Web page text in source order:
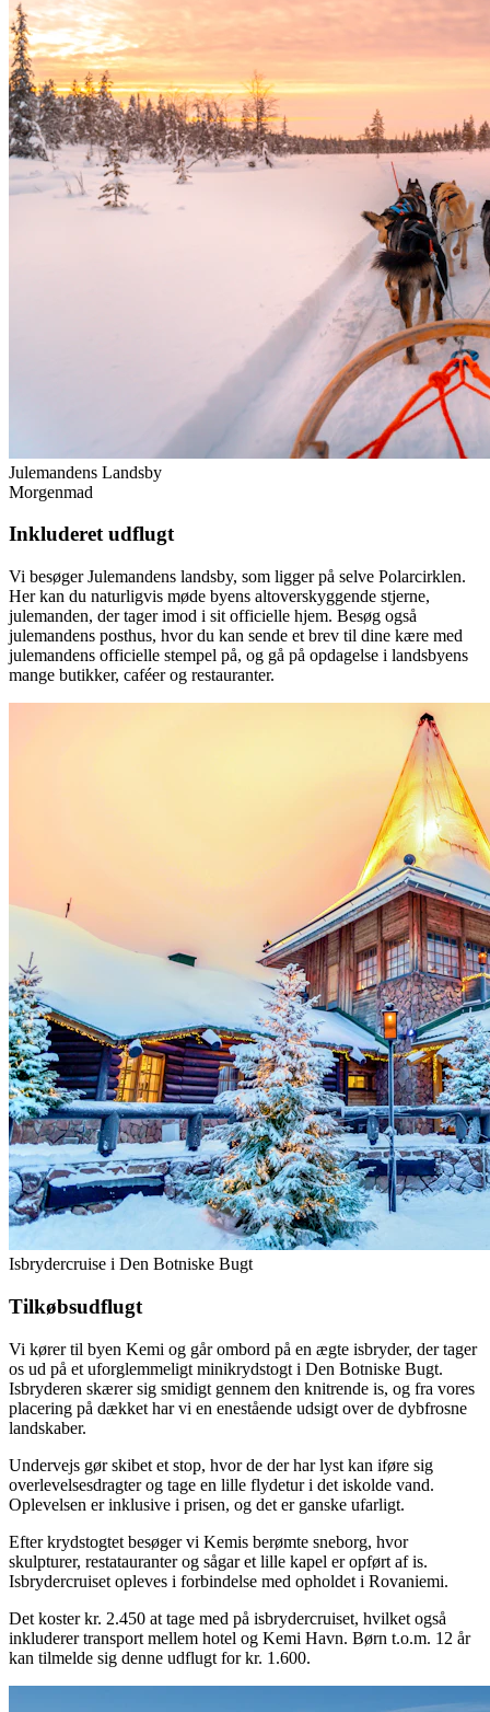
Julemandens Landsby
Morgenmad
Inkluderet udflugt
Vi besøger Julemandens landsby, som ligger på selve Polarcirklen.
Her kan du naturligvis møde byens altoverskyggende stjerne,
julemanden, der tager imod i sit officielle hjem. Besøg også
julemandens posthus, hvor du kan sende et brev til dine kære med
julemandens officielle stempel på, og gå på opdagelse i landsbyens
mange butikker, caféer og restauranter.
Isbrydercruise i Den Botniske Bugt
Tilkøbsudflugt
Vi kører til byen Kemi og går ombord på en ægte isbryder, der tager
os ud på et uforglemmeligt minikrydstogt i Den Botniske Bugt.
Isbryderen skærer sig smidigt gennem den knitrende is, og fra vores
placering på dækket har vi en enestående udsigt over de dybfrosne
landskaber.
Undervejs gør skibet et stop, hvor de der har lyst kan iføre sig
overlevelsesdragter og tage en lille flydetur i det iskolde vand.
Oplevelsen er inklusive i prisen, og det er ganske ufarligt.
Efter krydstogtet besøger vi Kemis berømte sneborg, hvor
skulpturer, restatauranter og sågar et lille kapel er opført af is.
Isbrydercruiset opleves i forbindelse med opholdet i Rovaniemi.
Det koster kr. 2.450 at tage med på isbrydercruiset, hvilket også
inkluderer transport mellem hotel og Kemi Havn. Børn t.o.m. 12 år
kan tilmelde sig denne udflugt for kr. 1.600.